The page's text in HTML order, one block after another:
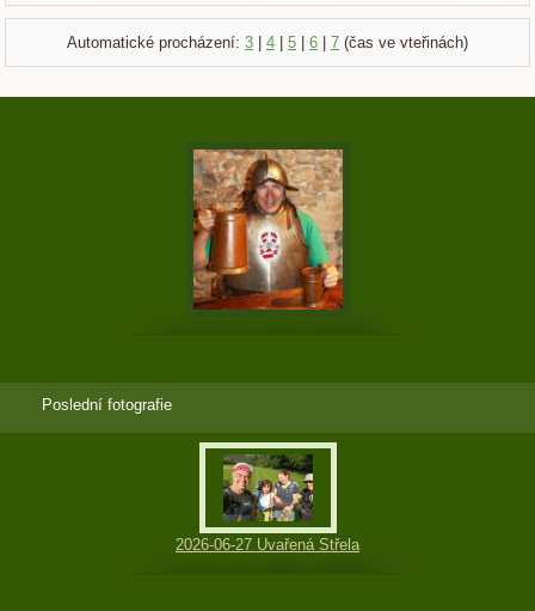
Automatické procházení: 3 | 4 | 5 | 6 | 7 (čas ve vteřinách)
Poslední fotografie
2026-06-27 Uvařená Střela